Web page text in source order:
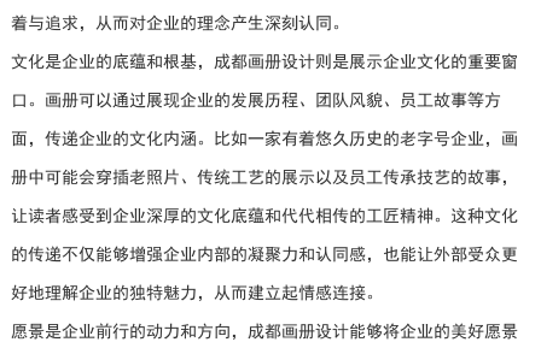
着与追求，从而对企业的理念产生深刻认同。
文化是企业的底蕴和根基，成都画册设计则是展示企业文化的重要窗
口。画册可以通过展现企业的发展历程、团队风貌、员工故事等方
面，传递企业的文化内涵。比如一家有着悠久历史的老字号企业，画
册中可能会穿插老照片、传统工艺的展示以及员工传承技艺的故事，
让读者感受到企业深厚的文化底蕴和代代相传的工匠精神。这种文化
的传递不仅能够增强企业内部的凝聚力和认同感，也能让外部受众更
好地理解企业的独特魅力，从而建立起情感连接。
愿景是企业前行的动力和方向，成都画册设计能够将企业的美好愿景